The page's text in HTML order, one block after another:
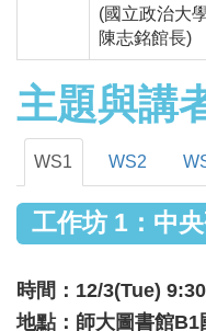
(國立政治大
陳志銘館長)
主題與講
WS1 WS2
工作坊 1：中
時間：12/3(Tue)
地點：師大圖書館B1